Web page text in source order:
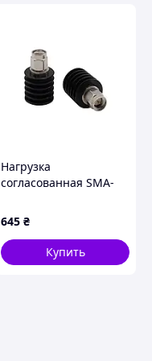
Нагрузка
согласованная SMA-
645 ₴
Купить